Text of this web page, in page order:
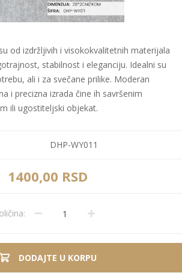
od izdržljivih i visokokvalitetnih materijala
stabilnost i eleganciju. Idealni su
ali i za svečane prilike. Moderan
i precizna izrada čine ih savršenim
ili ugostiteljski objekat.
DHP-WY011
1400,00 RSD
DODAJTE U KORPU